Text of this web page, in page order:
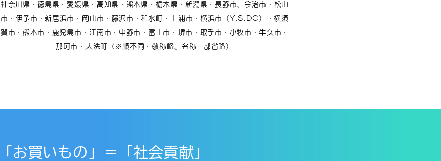
神奈川県・徳島県・愛媛県・高知県・熊本県・栃木県・新潟県・長野市、今治市・松山
市・伊予市・新居浜市・岡山市・藤沢市・和水町・土浦市・横浜市（Y.S.DC）・横須
賀市・熊本市・鹿児島市・江南市・中野市・富士市・堺市・取手市・小牧市・牛久市・
那珂市・大洗町（※順不同・敬称略、名称一部省略）
「お買いもの」＝「社会貢献」